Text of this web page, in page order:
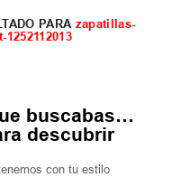
zapatillas-
buscabas…
descubrir
con tu estilo